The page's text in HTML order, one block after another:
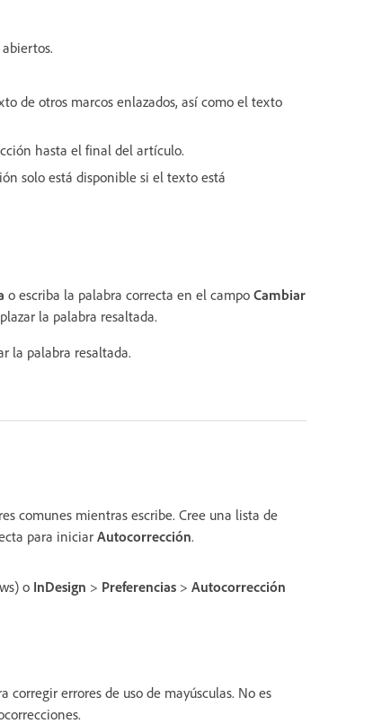
de otros marcos enlazados, así como el texto
hasta el final del artículo.
solo está disponible si el texto está
o escriba la palabra correcta en el campo Cambiar
la palabra resaltada.
la palabra resaltada.
comunes mientras escribe. Cree una lista de
para iniciar Autocorrección.
o InDesign > Preferencias > Autocorrección
corregir errores de uso de mayúsculas. No es